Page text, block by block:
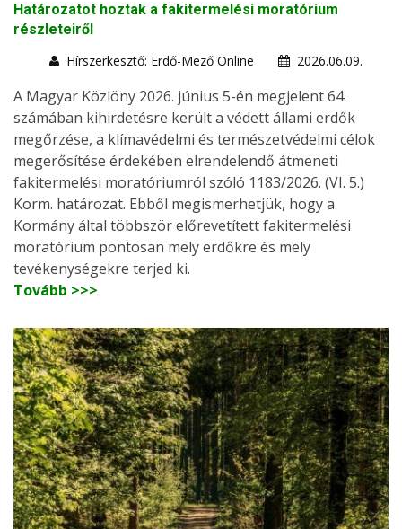
Határozatot hoztak a fakitermelési moratórium
részleteiről
Hírszerkesztő: Erdő-Mező Online
2026.06.09.
A Magyar Közlöny 2026. június 5-én megjelent 64.
számában kihirdetésre került a védett állami erdők
megőrzése, a klímavédelmi és természetvédelmi célok
megerősítése érdekében elrendelendő átmeneti
fakitermelési moratóriumról szóló 1183/2026. (VI. 5.)
Korm. határozat. Ebből megismerhetjük, hogy a
Kormány által többször előrevetített fakitermelési
moratórium pontosan mely erdőkre és mely
tevékenységekre terjed ki.
Tovább >>>